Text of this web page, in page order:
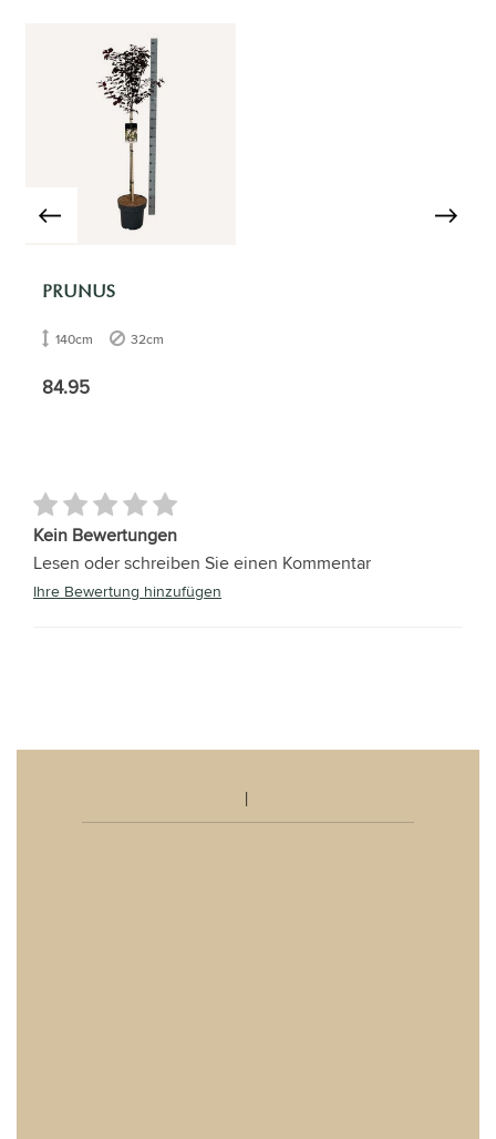
PRUNUS
140cm 32cm
84.95
Kein Bewertungen
Lesen oder schreiben Sie einen Kommentar
Ihre Bewertung hinzufügen